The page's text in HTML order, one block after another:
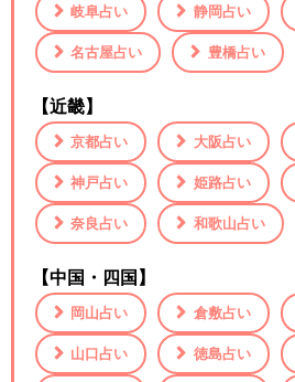
岐阜占い 静岡占い
名古屋占い 豊橋占い
【近畿】
京都占い 大阪占い
神戸占い 姫路占い
奈良占い 和歌山占い
【中国・四国】
岡山占い 倉敷占い
山口占い 徳島占い